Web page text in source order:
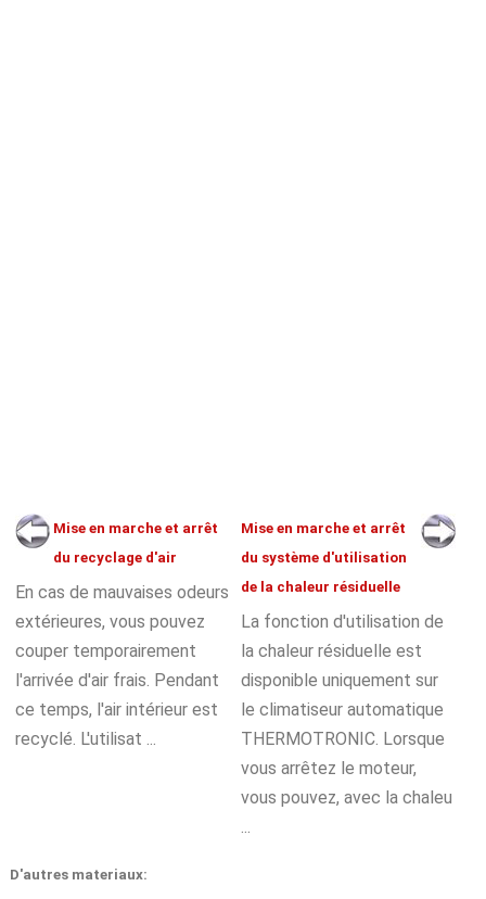
Mise en marche et arrêt
du recyclage d'air
En cas de mauvaises odeurs
extérieures, vous pouvez
couper temporairement
l'arrivée d'air frais. Pendant
ce temps, l'air intérieur est
recyclé. L'utilisat ...
Mise en marche et arrêt
du système d'utilisation
de la chaleur résiduelle
La fonction d'utilisation de
la chaleur résiduelle est
disponible uniquement sur
le climatiseur automatique
THERMOTRONIC. Lorsque
vous arrêtez le moteur,
vous pouvez, avec la chaleu
D'autres materiaux: